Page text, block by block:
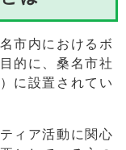
市内におけるボ
的に、桑名市社
に設置されてい
ィア活動に関心